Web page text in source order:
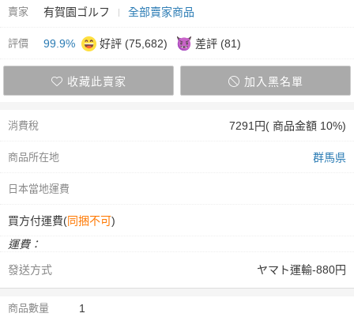
賣家 有賀園ゴルフ 全部賣家商品
評價 99.9% 好評 (75,682) 差評 (81)
收藏此賣家 加入黑名單
消費稅 7291円( 商品金額 10%)
商品所在地 群馬県
日本當地運費
買方付運費(同捆不可)
運費：
發送方式
ヤマト運輸-880円
商品數量 1